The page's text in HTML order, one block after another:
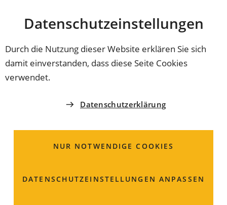
Datenschutz­einstellungen
Durch die Nutzung dieser Website erklären Sie sich
damit einverstanden, dass diese Seite Cookies
verwendet.
Datenschutzerklärung
NUR NOTWENDIGE COOKIES
DATENSCHUTZ­EINSTELLUNGEN ANPASSEN
INHALT ANSPRINGEN
Coburg
Beantragung eines
Auszugs zur Bauvorlage